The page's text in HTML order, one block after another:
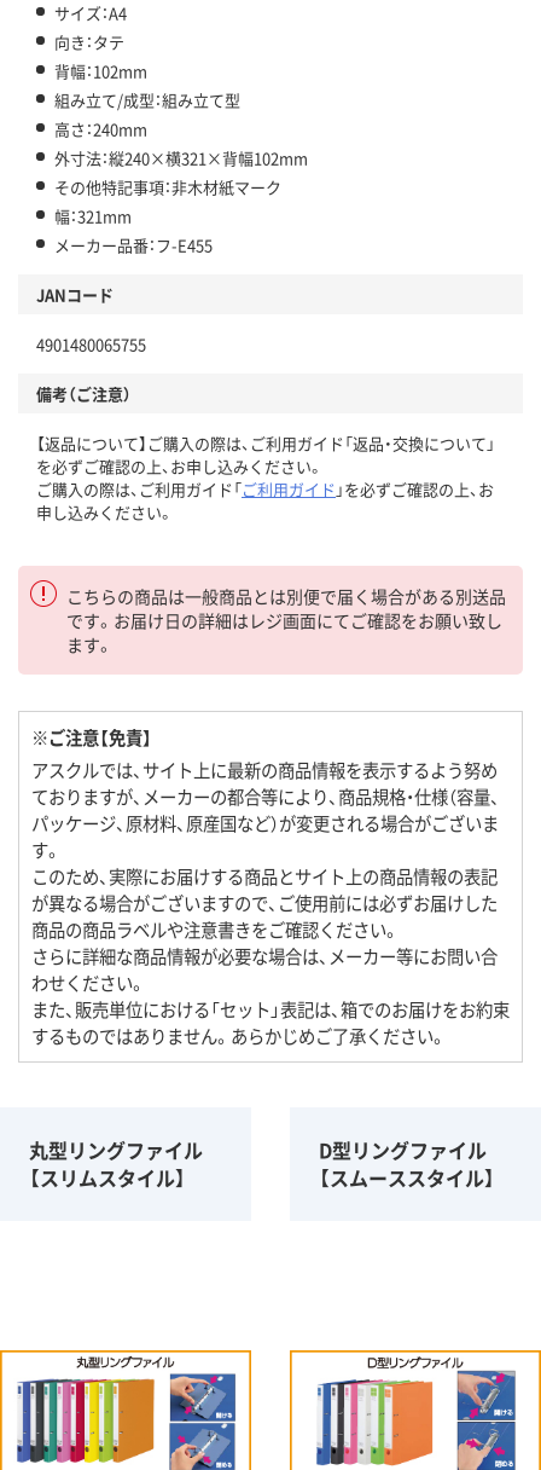
サイズ：A4
向き：タテ
背幅：102mm
組み立て/成型：組み立て型
高さ：240mm
外寸法：縦240×横321×背幅102mm
その他特記事項：非木材紙マーク
幅：321mm
メーカー品番：フ-E455
JANコード
4901480065755
備考（ご注意）
【返品について】ご購入の際は、ご利用ガイド「返品・交換について」
を必ずご確認の上、お申し込みください。
ご購入の際は、ご利用ガイド「ご利用ガイド 」を必ずご確認の上、お
申し込みください。
こちらの商品は一般商品とは別便で届く場合がある別送品
です。お届け日の詳細はレジ画面にてご確認をお願い致し
ます。
※ご注意【免責】
アスクルでは、サイト上に最新の商品情報を表示するよう努め
ておりますが、メーカーの都合等により、商品規格・仕様（容量、
パッケージ、原材料、原産国など）が変更される場合がございま
す。
このため、実際にお届けする商品とサイト上の商品情報の表記
が異なる場合がございますので、ご使用前には必ずお届けした
商品の商品ラベルや注意書きをご確認ください。
さらに詳細な商品情報が必要な場合は、メーカー等にお問い合
わせください。
また、販売単位における「セット」表記は、箱でのお届けをお約束
するものではありません。あらかじめご了承ください。
丸型リングファイル
【スリムスタイル】
D型リングファイル
【スムーススタイル】